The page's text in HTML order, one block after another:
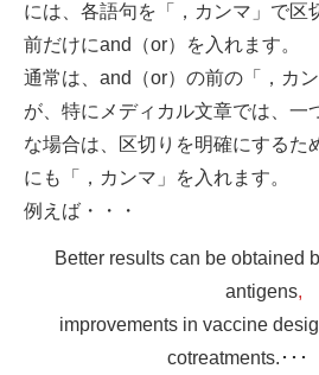
には、各語句を「，カンマ」で区
前だけにand（or）を入れます。
通常は、and（or）の前の「，カ
が、特にメディカル文章では、一
な場合は、区切りを明確にするた
にも「，カンマ」を入れます。
例えば・・・
Better results can be obtained
antigens,
improvements in vaccine
cotreatments.･･･